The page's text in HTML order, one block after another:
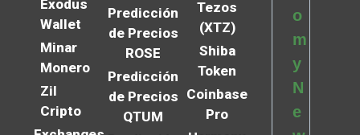
Exodus
Wallet
Minar
Monero
Zil
Cripto
Predicción
de Precios
ROSE
Predicción
de Precios
QTUM
Tezos
(XTZ)
Shiba
Token
Coinbase
Pro
o
m
y
N
e